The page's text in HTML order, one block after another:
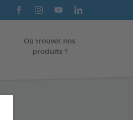
Où trouver nos
produits ?